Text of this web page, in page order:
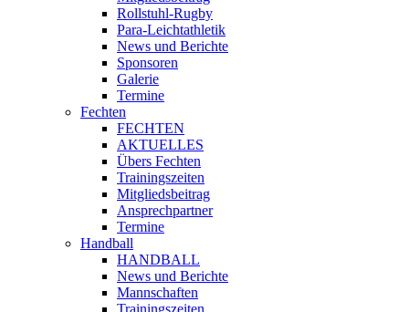
Rollstuhl-Rugby
Para-Leichtathletik
News und Berichte
Sponsoren
Galerie
Termine
Fechten
FECHTEN
AKTUELLES
Übers Fechten
Trainingszeiten
Mitgliedsbeitrag
Ansprechpartner
Termine
Handball
HANDBALL
News und Berichte
Mannschaften
Trainingszeiten